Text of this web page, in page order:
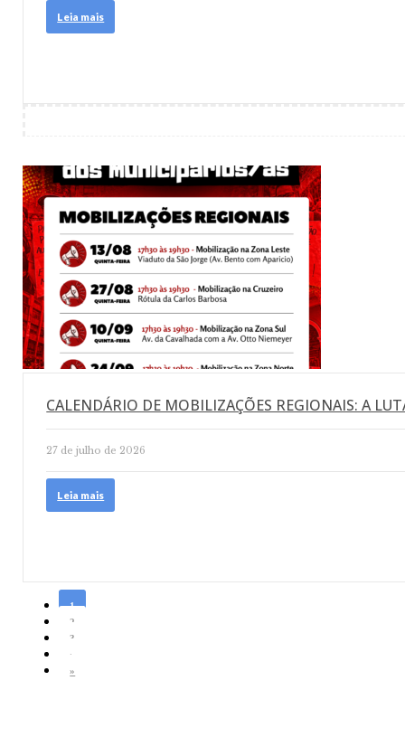
Leia mais
CALENDÁRIO DE MOBILIZAÇÕES REGIONAIS: A
27 de julho de 2026
Leia mais
1
2
3
›
»